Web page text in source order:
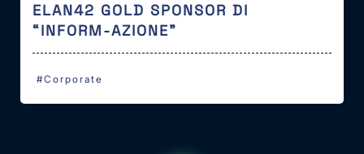
ELAN42 GOLD SPONSOR DI
“INFORM-AZIONE”
#Corporate